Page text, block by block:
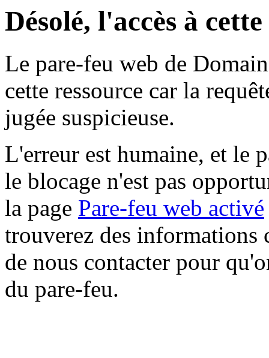
Désolé, l'accès à
Le pare-feu web de
cette ressource car la
jugée suspicieuse.
L'erreur est humaine, et le
le blocage n'est pas
la page Pare-feu web activé
trouverez des informations
de nous contacter pour
du pare-feu.